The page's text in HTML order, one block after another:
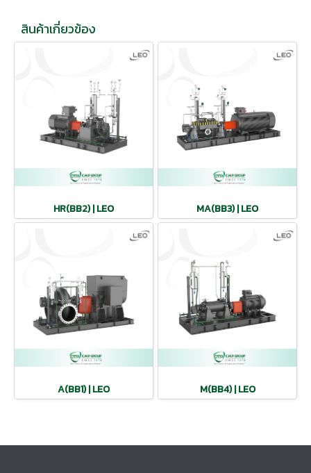
สินค้าเกี่ยวข้อง
HR(BB2) | LEO MA(BB3) | LEO
A(BB1) | LEO M(BB4) | LEO